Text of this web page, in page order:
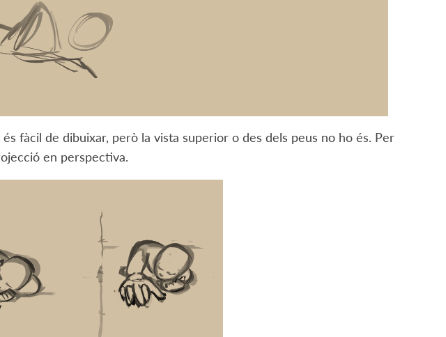
fàcil de dibuixar, però la vista superior o des dels peus no ho és. Per
en perspectiva.